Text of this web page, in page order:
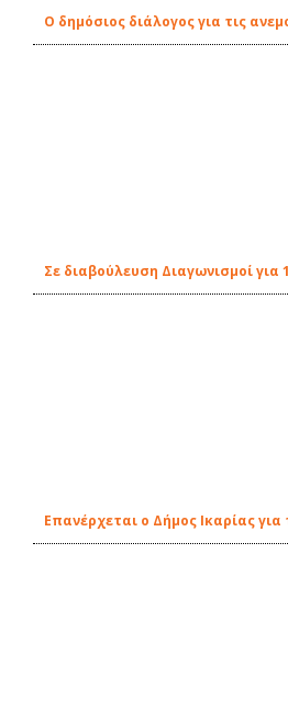
Ο δημόσιος διάλογος για τις
Σε διαβούλευση Διαγωνισμοί για
Eπανέρχεται ο Δήμος Ικαρίας